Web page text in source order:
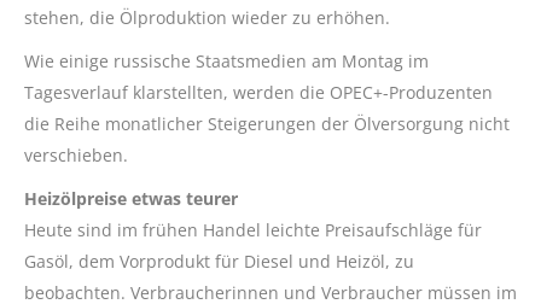
stehen, die Ölproduktion wieder zu erhöhen.
Wie einige russische Staatsmedien am Montag im
Tagesverlauf klarstellten, werden die OPEC+-Produzenten
die Reihe monatlicher Steigerungen der Ölversorgung nicht
verschieben.
Heizölpreise etwas teurer
Heute sind im frühen Handel leichte Preisaufschläge für
Gasöl, dem Vorprodukt für Diesel und Heizöl, zu
beobachten. Verbraucherinnen und Verbraucher müssen im